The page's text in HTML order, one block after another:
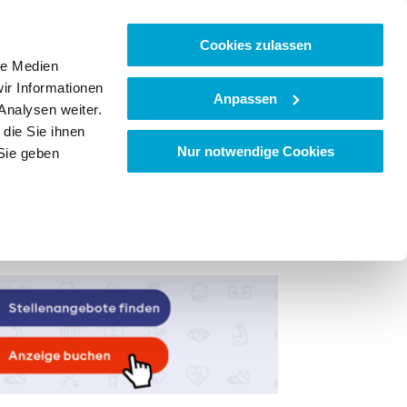
Medien
Informationen
weiter.
Sie ihnen
geben
Cookies zulassen
Anpassen
Nur notwendige Cookies